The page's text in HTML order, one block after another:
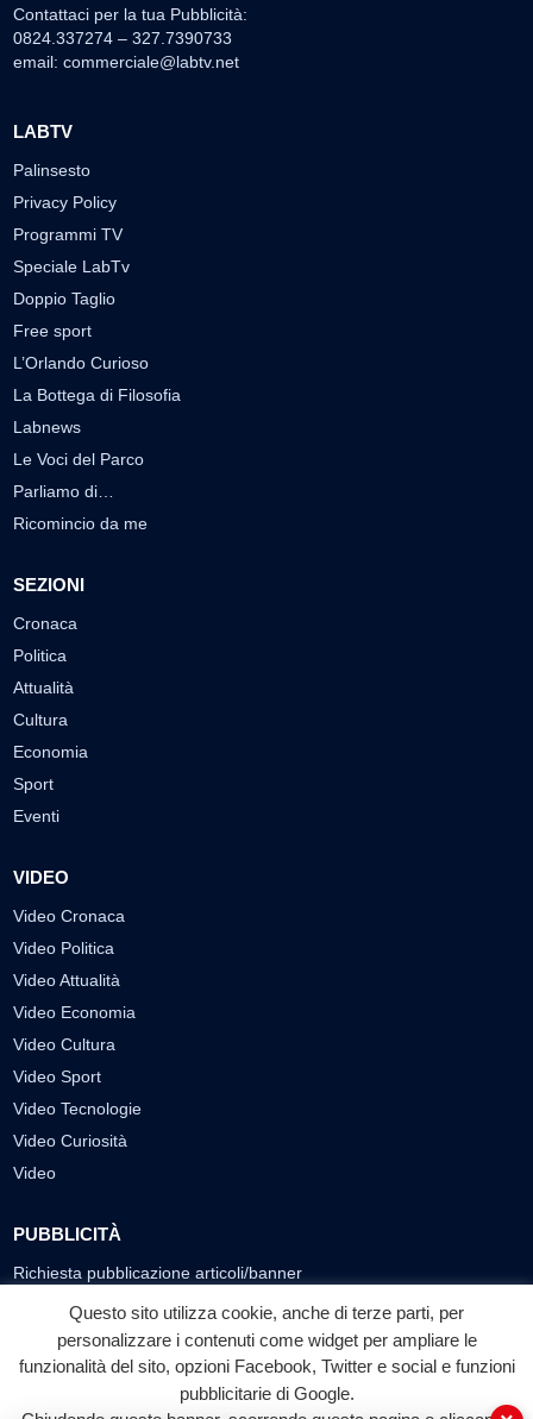
Contattaci per la tua Pubblicità:
0824.337274 – 327.7390733
email: commerciale@labtv.net
LABTV
Palinsesto
Privacy Policy
Programmi TV
Speciale LabTv
Doppio Taglio
Free sport
L’Orlando Curioso
La Bottega di Filosofia
Labnews
Le Voci del Parco
Parliamo di…
Ricomincio da me
SEZIONI
Cronaca
Politica
Attualità
Cultura
Economia
Sport
Eventi
VIDEO
Video Cronaca
Video Politica
Video Attualità
Video Economia
Video Cultura
Video Sport
Video Tecnologie
Video Curiosità
Video
PUBBLICITÀ
Richiesta pubblicazione articoli/banner
SEGUICI SUI SOCIAL
f
Facebook
◎ ▶
YouTube
Questo sito utilizza cookie, anche di terze parti, per
personalizzare i contenuti come widget per ampliare le
funzionalità del sito, opzioni Facebook, Twitter e social e funzioni
pubblicitarie di Google.